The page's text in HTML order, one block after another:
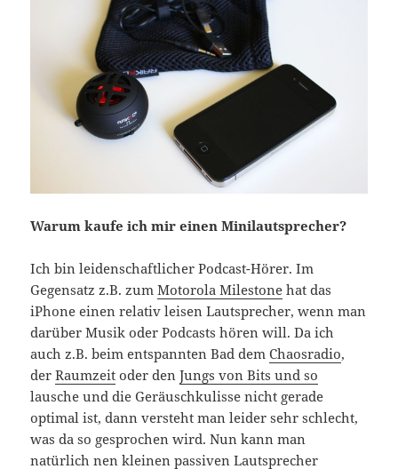
Warum kaufe ich mir einen Minilautsprecher?
Ich bin leidenschaftlicher Podcast-Hörer. Im
Gegensatz z.B. zumMotorola Milestone hat das
iPhone einen relativ leisen Lautsprecher, wenn man
darüber Musik oder Podcasts hören will. Da ich
auch z.B. beim entspannten Bad demChaosradio,
derRaumzeit oder denJungs von Bits und so
lausche und die Geräuschkulisse nicht gerade
optimal ist, dann versteht man leider sehr schlecht,
was da so gesprochen wird. Nun kann man
natürlich nen kleinen passiven Lautsprecher